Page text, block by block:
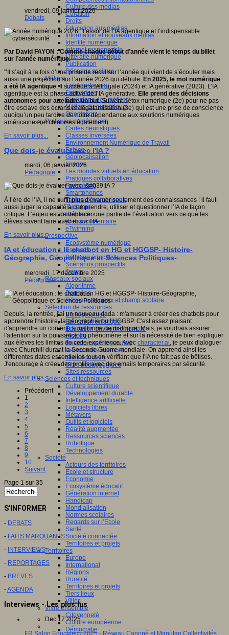
Culture des médias
Curation
Droits
Education aux médias
Information et nouveaux médias
Identité numérique
Internet responsable
Littératie numérique
Publication
Réseaux sociaux
Métiers
Entrepreneuriat
Entreprises
Evolutions des métiers
Métiers du numérique
Orientation
Pratiques numériques
Cartes heuristiques
Classes inversées
Environnement Numérique de Travail
Fablab
Géolocalisation
Images
Les mondes virtuels en éducation
Pratiques collaboratives
Podcasting
Smartphones
Tableaux numériques
Tablettes
Web radio
Webdocumentaire
eTwinning
Prospective
Ecosystème numérique
Espaces
Politique éducative
Scénarios prospectifs
Temps
Réseaux sociaux
Algorithme
Données
Réseaux sociaux et champ scolaire
Sélection de ressources
Bibliographies
Education artistique
Education environnementale
Histoire
Ressources citoyenneté
Ressources sciences
Sites éducatifs
Sites pédagogiques
Sites ressources
Sciences et techniques
Culture scientifique
Développement durable
Intelligence artificielle
Logiciels libres
Métavers
Outils et logiciels
Réalité augmentée
Ressources sciences
Robotique
Technologies
Société
Acteurs des territoires
Ecole et structure
Economie
Ecosystème éducatif
Génération internet
Handicap
Mondialisation
Normes scolaires
Regards sur l’Ecole
Santé
Société connectée
Territoires et projets
Territoires
Europe
International
Régions
Ruralité
Territoires et projets
Tiers lieux
Villes
Vivre ensemble
Citoyenneté
Culture européenne
Démocratie
vendredi, 09 janvier 2026
Débats
Par David FAYON : Comme chaque début d’année vient le temps du billet
sur l’année numérique.
" Il s’agit à la fois d’une prise de recul sur l’année qui vient de s’écouler mais
aussi une projection sur l’année 2026 qui débute. En 2025, le mot numérique
a été IA agentique. Il succède à IA frugale (2024) et IA générative (2023). L’IA
agentique est la phase active de l’IA générative. Elle prend des décisions
autonomes pour atteindre un but. Suivent détox numérique (2e) pour ne pas
être esclave des écrans et dégafamisation (3e) qui est une prise de conscience
quoiqu’un peu tardive de notre dépendance aux solutions numériques
américaines (et chinoises également).
En savoir plus...
Que dois-je évaluer avec l'IA ?
mardi, 06 janvier 2026
Pédagogie
À l’ère de l’IA, il ne suffit plus d’évaluer seulement des connaissances : il faut
aussi juger la capacité à comprendre, utiliser et questionner l’IA de façon
critique. L’enjeu est de déplacer une partie de l’évaluation vers ce que les
élèves savent faire avecetsurl’IA.
En savoir plus...
IA et éducation : le chatbot en HG et HGGSP- Histoire-
Géographie, Géopolitique et Sciences Politiques-
mercredi, 17 décembre 2025
Pédagogie
Depuis, la rentrée, j'ai un nouveau dada : m'amuser à créer des chatbots pour
apprendre l'histoire, la géographie ou l'HGGSP. C'est assez plaisant
d'apprendre un contenu sous forme de dialogue. Mais, je voudrais assurer
l'attention sur la puissance du phénomène et sur la nécessité de bien expliquer
aux élèves les limites de cette expérience. Avec character.ai , je peux dialoguer
avec Churchill durant la Seconde Guerre mondiale. On apprend ainsi les
différentes dates essentielles tout en vérifiant que l'IA ne fait pas de bêtises.
J'encourage à créer des profils avec des emails temporaires par sécurité.
En savoir plus...
Précédent
1
2
3
4
5
6
7
8
9
10
Suivant
Page 1 sur 35
S'INFORMER
- DEBATS
- FAITS MARQUANTS
- INTERVIEWS
- REPORTAGES
- BREVES
-AGENDA
Interviews - Les plus lus
Dec 17 2025
FR Salon Educatech 2025 - Réseau Canopé et Manutan Collectivités